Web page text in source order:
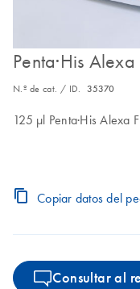
Penta·His
N.º de cat. / ID. 35370
125 μl Penta·His
Copiar datos del
Consultar al